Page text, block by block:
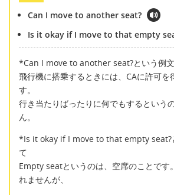
Can I move to another seat?
Is it okay if I move to that empty
*Can I move to another seat?という例
飛行機に搭乗するときには、CAに許可を
す。
行き当たりばったりに何でもするという
ん。
*Is it okay if I move to that empty seat?
て
Empty seatというのは、空席のことです
れませんが、